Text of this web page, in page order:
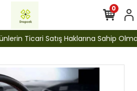
Ticari Satış Haklarına Sahip
0